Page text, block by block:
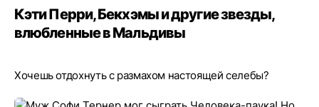
Кэти Перри, Бекхэмы и другие звезды,
влюбленные в Мальдивы
Хочешь отдохнуть с размахом настоящей селебы?